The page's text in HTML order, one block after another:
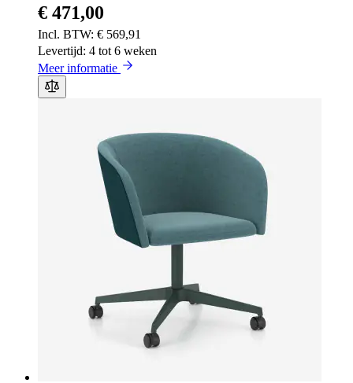
€ 569,91
€ 471,00
Levertijd: 4 tot 6 weken
Meer informatie